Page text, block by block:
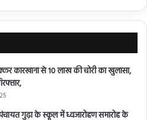
कारखाना से 10 लाख की चोरी का खुलासा,
पंचायत गुढ़ा के स्कूल में ध्वजारोहण समारोह के